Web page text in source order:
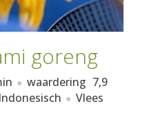
goreng
waardering 7,9
Indonesisch Vlees